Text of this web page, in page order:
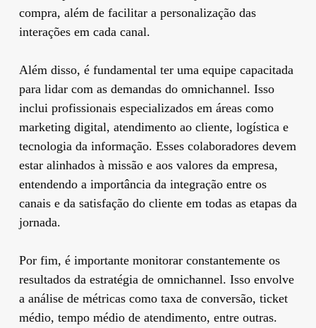
compra, além de facilitar a personalização das
interações em cada canal.
Além disso, é fundamental ter uma equipe capacitada
para lidar com as demandas do omnichannel. Isso
inclui profissionais especializados em áreas como
marketing digital, atendimento ao cliente, logística e
tecnologia da informação. Esses colaboradores devem
estar alinhados à missão e aos valores da empresa,
entendendo a importância da integração entre os
canais e da satisfação do cliente em todas as etapas da
jornada.
Por fim, é importante monitorar constantemente os
resultados da estratégia de omnichannel. Isso envolve
a análise de métricas como taxa de conversão, ticket
médio, tempo médio de atendimento, entre outras.